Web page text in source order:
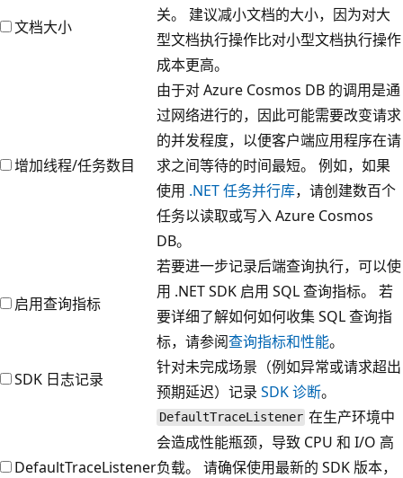
文档大小
关。 建议减小文档的大小，因为对大
型文档执行操作比对小型文档执行操作
成本更高。
增加线程/任务数目
由于对 Azure Cosmos DB 的调用是通
过网络进行的，因此可能需要改变请求
的并发程度，以便客户端应用程序在请
求之间等待的时间最短。 例如，如果
使用 .NET 任务并行库，请创建数百个
任务以读取或写入 Azure Cosmos
DB。
启用查询指标
若要进一步记录后端查询执行，可以使
用 .NET SDK 启用 SQL 查询指标。 若
要详细了解如何如何收集 SQL 查询指
标，请参阅查询指标和性能。
SDK 日志记录
针对未完成场景（例如异常或请求超出
预期延迟）记录 SDK 诊断。
DefaultTraceListener
DefaultTraceListener 在生产环境中
会造成性能瓶颈，导致 CPU 和 I/O 高
负载。 请确保使用最新的 SDK 版本，